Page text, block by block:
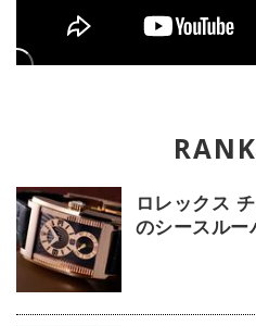
ロレックス
のシースルー